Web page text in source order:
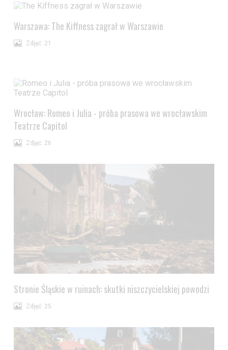
Warszawa: The Kiffness zagrał w Warszawie
Zdjęć: 21
Wrocław: Romeo i Julia - próba prasowa we wrocławskim
Teatrze Capitol
Zdjęć: 26
Stronie Śląskie w ruinach: skutki niszczycielskiej powodzi
Zdjęć: 25